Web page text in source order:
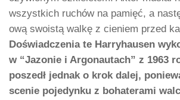
wszystkich ruchów na pamięć, a
ową swoistą walkę z cieniem przed
Doświadczenia te Harryhausen
w “Jazonie i Argonautach” z 1963
poszedł jednak o krok dalej,
scenie pojedynku z bohaterami